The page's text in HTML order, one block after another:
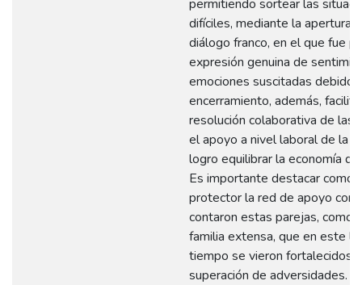
permitiendo sortear las
difíciles, mediante la apertura
diálogo franco, en el que fue
expresión genuina de
emociones suscitadas debido
encerramiento, además,
resolución colaborativa de las
el apoyo a nivel laboral de la
logro equilibrar la economía
Es importante destacar como
protector la red de apoyo con
contaron estas parejas, como
familia extensa, que en este
tiempo se vieron fortalecidos
superación de adversidades.